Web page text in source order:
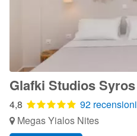
Glafki Studios Syros
4,8
92 recensioni
Megas Yialos Nites